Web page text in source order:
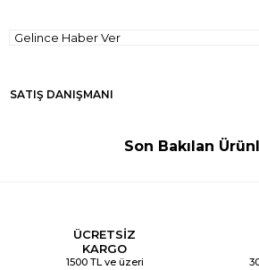
Gelince Haber Ver
SATIŞ DANIŞMANI
Son Bakılan
ÜCRETSİZ
KARGO
1500 TL ve üzeri